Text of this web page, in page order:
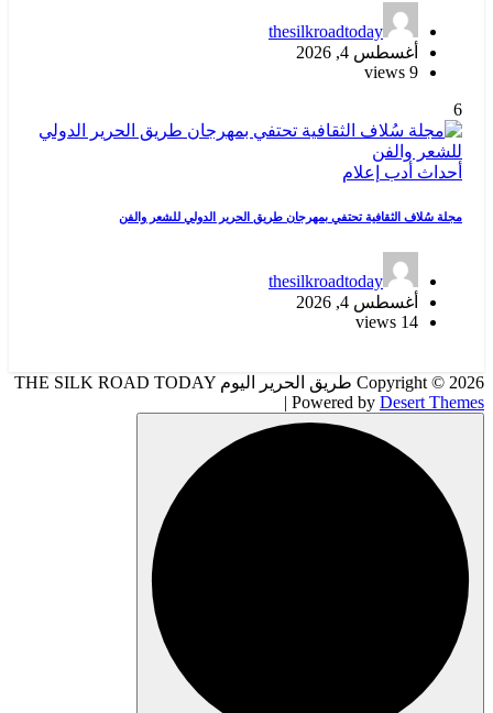
thesilkroadtoday
أغسطس 4, 2026
9 views
6
أحداث أدب إعلام
مجلة سُلاف الثقافية تحتفي بمهرجان طريق الحرير الدولي للشعر والفن
thesilkroadtoday
أغسطس 4, 2026
14 views
Copyright © 2026 طريق الحرير اليوم THE SILK ROAD TODAY
| Powered by Desert Themes